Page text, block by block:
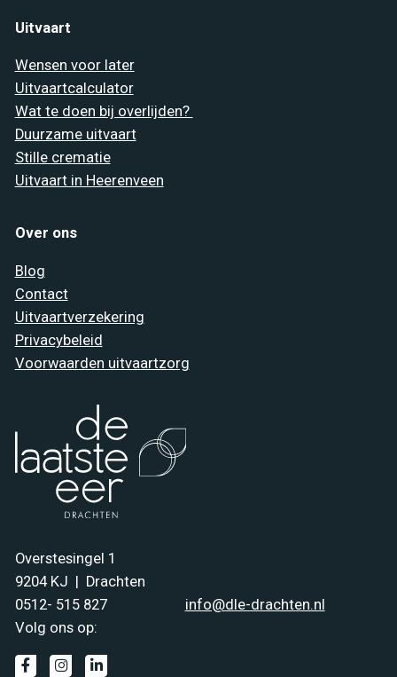
Uitvaart
Wensen voor later
Uitvaartcalculator
Wat te doen bij overlijden?
Duurzame uitvaart
Stille crematie
Uitvaart in Heerenveen
Over ons
Blog
Contact
Uitvaartverzekering
Privacybeleid
Voorwaarden uitvaartzorg
Overstesingel 1
9204 KJ | Drachten
0512- 515 827 info@dle-drachten.nl
Volg ons op:
  